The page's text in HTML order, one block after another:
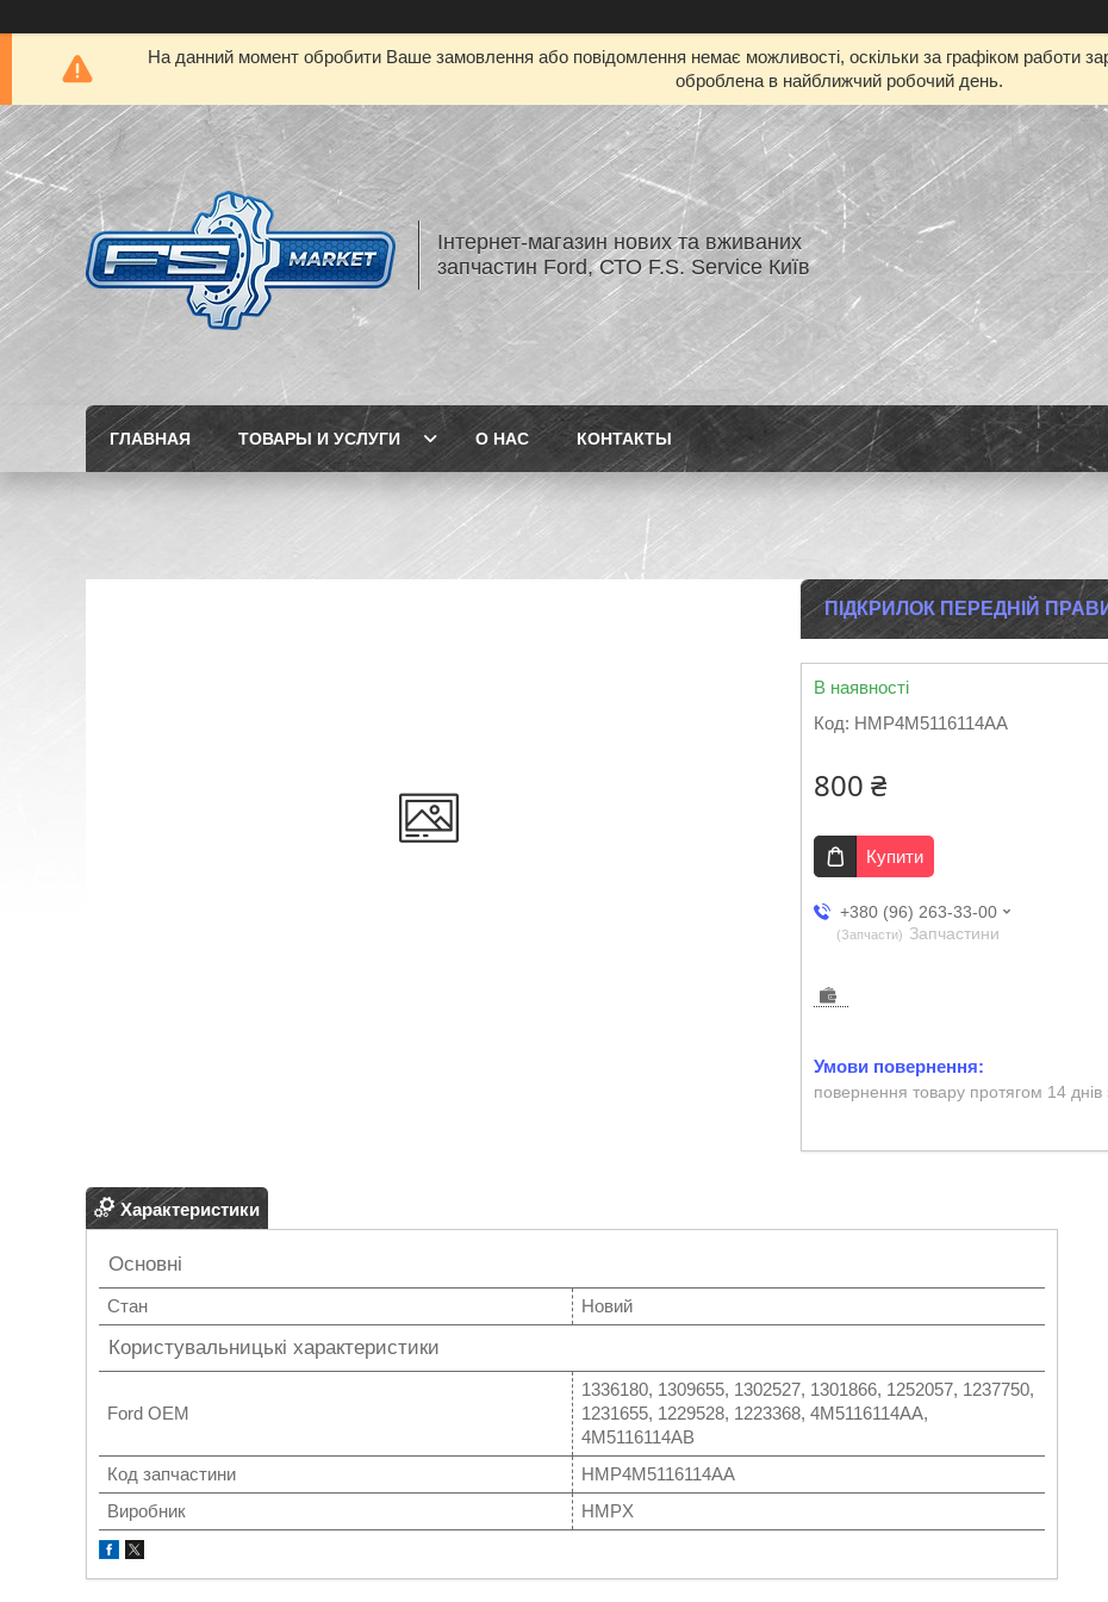
На данний момент обробити Ваше замовлення або повідомлення немає можливості, оскільки за графіком работи
оброблена в найближчий робочий день.
Інтернет-магазин нових та вживаних
запчастин Ford, СТО F.S. Service Київ
ГЛАВНАЯ ТОВАРЫ И УСЛУГИ О НАС КОНТАКТЫ
ПІДКРИЛОК ПЕРЕДНІЙ
В наявності
Код: HMP4M5116114AA
800 ₴
Купити
+380 (96) 263-33-00
Запчасти Запчастини
повернення товару протягом 14 днів
Характеристики
Основні
Стан Новий
Користувальницькі характеристики
Ford OEM
1336180, 1309655, 1302527, 1301866, 1252057, 1237750,
1231655, 1229528, 1223368, 4M5116114AA,
4M5116114AB
Код запчастини
HMP4M5116114AA
Виробник
HMPX